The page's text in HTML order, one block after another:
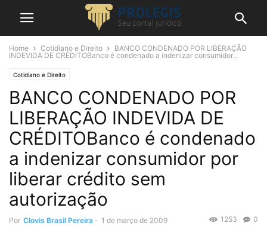
Home Cotidiano e Direito
BANCO CONDENADO POR LIBERAÇÃO
INDEVIDA DE CRÉDITOBanco é condenado a indenizar consumidor...
Cotidiano e Direito
BANCO CONDENADO POR
LIBERAÇÃO INDEVIDA DE
CRÉDITOBanco é condenado
a indenizar consumidor por
liberar crédito sem
autorização
Por Clovis Brasil Pereira - 1 de março de 2009 0
1253